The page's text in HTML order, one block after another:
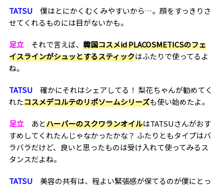
TATSU 僕はとにかくむくみやすいから…。顔をすっきりさ
せてくれるものには目がないかも。
足立それで言えば、 韓国コスメid PLACOSMETICSのフェ
イスラインがシュッとするスティックはふたりで使ってるよ
ね。
TATSU 確かにそれはシェアしてる！ 梨花ちゃんが勧めてく
れたコスメデコルテのリポソームシリーズも使い始めたよ。
足立あとハーバーのスクワランオイルはTATSUさんがおす
すめしてくれたんじゃなかったかな？ ふたりともタイプはバ
ラバラだけど、良いと思ったものは受け入れて使ってみるス
タンスだよね。
TATSU 美容の共有は、程よい緊張感が保てるのが僕にとっ